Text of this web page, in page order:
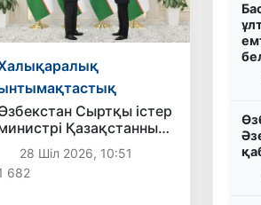
Сыртқы істер
Қазақстанның
жаңа елшісінен сенім
грамоталарының
көшірмелерін
28 Шіл 2026, 10:51
682